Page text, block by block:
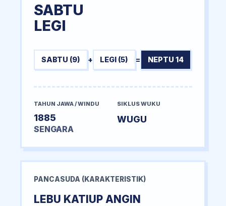
SABTU
LEGI
SABTU (9) + LEGI (5) = NEPTU 14
TAHUN JAWA / WINDU
1885
SENGARA
SIKLUS WUKU
WUGU
PANCASUDA (KARAKTERISTIK)
LEBU KATIUP ANGIN